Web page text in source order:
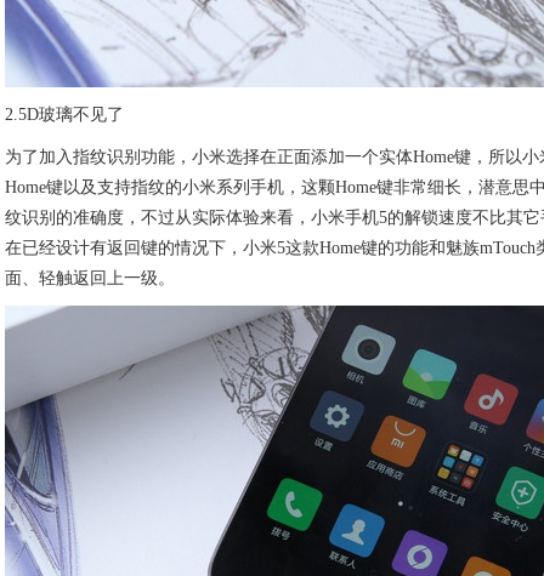
2.5D玻璃不见了
为了加入指纹识别功能，小米选择在正面添加一个实体Home键，所以
Home键以及支持指纹的小米系列手机，这颗Home键非常细长，潜意思
纹识别的准确度，不过从实际体验来看，小米手机5的解锁速度不比其
在已经设计有返回键的情况下，小米5这款Home键的功能和魅族
面、轻触返回上一级。